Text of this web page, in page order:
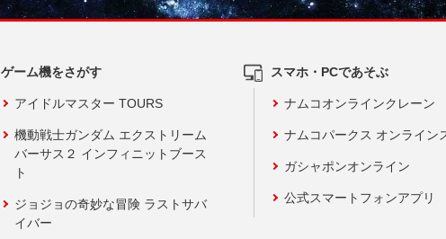
ゲーム機をさがす
アイドルマスター TOURS
機動戦士ガンダム エクストリーム
バーサス２ インフィニットブース
ト
ジョジョの奇妙な冒険 ラストサバ
イバー
スマホ・PCであそぶ
ナムコオンラインクレーン
ナムコパークス オンライン
ガシャポンオンライン
公式スマートフォンアプリ